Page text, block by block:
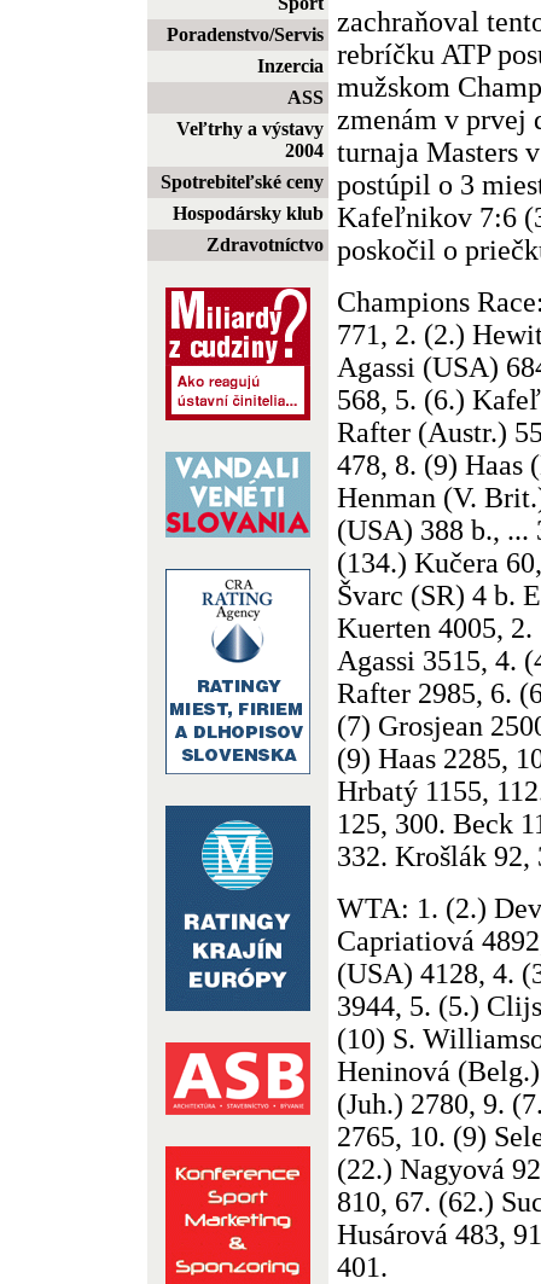
Poradenstvo/Servis
Inzercia
ASS
Veľtrhy a výstavy
2004
Spotrebiteľské ceny
Hospodársky klub
Zdravotníctvo
zachraňoval
rebríčku ATP
mužskom
zmenám v prvej
turnaja Masters
postúpil o 3
Kafeľnikov 7:6
poskočil o
Champions
771, 2. (2.)
Agassi (USA)
568, 5. (6.)
Rafter (Austr.)
478, 8. (9) Haas
Henman (V.
(USA) 388 b., ...
(134.) Kučera
Švarc (SR) 4 b.
Kuerten 4005,
Agassi 3515, 4.
Rafter 2985, 6.
(7) Grosjean
(9) Haas 2285,
Hrbatý 1155,
125, 300. Beck
332. Krošlák 92,
WTA: 1. (2.)
Capriatiová
(USA) 4128, 4.
3944, 5. (5.)
(10) S.
Heninová
(Juh.) 2780, 9.
2765, 10. (9)
(22.) Nagyová
810, 67. (62.)
Husárová 483,
401.